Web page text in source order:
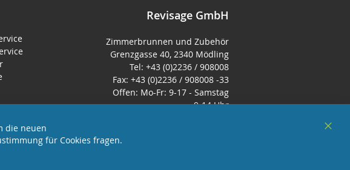
Revisage GmbH
Zimmerbrunnen und Zubehör
Grenzgasse 40, 2340 Mödling
Tel: +43 (0)2236 / 908008
Fax: +43 (0)2236 / 908008 -33
Offen: Mo-Fr: 9-17 - Samstag
9-14 Uhr
die neuen
für Cookies fragen.